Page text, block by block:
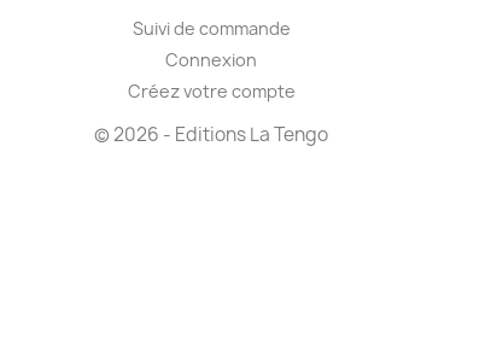
Suivi de commande
Connexion
Créez votre compte
© 2026 - Editions La Tengo